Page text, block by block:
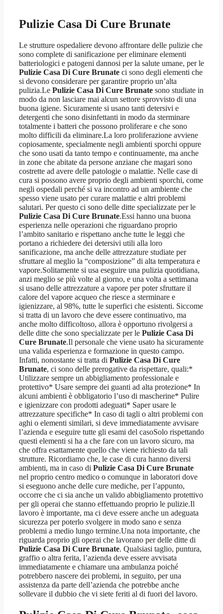
Pulizie Casa Di Cure Brunate
Le strutture ospedaliere devono affrontare delle pulizie che
sono complete di sanificazione per eliminare elementi
batteriologici e patogeni dannosi per la salute umane, per le
Pulizie Casa Di Cure Brunate ci sono degli elementi che
si devono considerare per garantire proprio un’alta
pulizia.Le Pulizie Casa Di Cure Brunate sono studiate in
modo da non lasciare mai alcun settore sprovvisto di una
buona igiene. Sicuramente si usano tanti detersivi e
detergenti che sono disinfettanti in modo da sterminare
totalmente i batteri che possono proliferare e che sono
molto difficili da eliminare.La loro proliferazione avviene
copiosamente, specialmente negli ambienti sporchi oppure
che sono usati da tanto tempo e continuamente, ma anche
in zone che abitate da persone anziane che magari sono
costrette ad avere delle patologie o malattie. Nelle case di
cura si possono avere proprio degli ambienti sporchi, come
negli ospedali perché si va incontro ad un ambiente che
spesso viene usato per curare malattie e altri problemi
salutari. Per questo ci sono delle ditte specializzate per le
Pulizie Casa Di Cure Brunate.Essi hanno una buona
esperienza nelle operazioni che riguardano proprio
l’ambito sanitario e rispettano anche tutte le leggi che
portano a richiedere dei detersivi utili alla loro
sanificazione, ma anche delle attrezzature studiate per
sfruttare al meglio la “composizione” di alta temperatura e
vapore.Solitamente si usa eseguire una pulizia quotidiana,
anzi meglio se più volte al giorno, e una volta a settimana
si usano delle attrezzature a vapore per poter sfruttare il
calore del vapore acqueo che riesce a sterminare e
igienizzare, al 98%, tutte le superfici che esistenti. Siccome
si tratta di un lavoro che deve essere continuativo, ma
anche molto difficoltoso, allora è opportuno rivolgersi a
delle ditte che sono specializzate per le Pulizie Casa Di
Cure Brunate.Il personale che viene usato ha sicuramente
una valida esperienza e formazione in questo campo.
Infatti, nonostante si tratta di Pulizie Casa Di Cure
Brunate, ci sono delle prerogative da rispettare, quali:*
Utilizzare sempre un abbigliamento professionale e
protettivo* Usare sempre dei guanti ad alta protezione* In
alcuni ambienti è obbligatorio l’uso di mascherine* Pulire
e igienizzare con prodotti adeguati* Saper usare le
attrezzature specifiche* In caso di tagli o altri problemi con
aghi o elementi similari, si deve immediatamente avvisare
l’azienda e eseguire tutte gli esami del casoSolo rispettando
questi elementi si ha a che fare con un lavoro sicuro, ma
che offra esattamente quello che viene richiesto da tali
strutture. Ricordiamo che, le case di cura hanno diversi
ambienti, ma in caso di Pulizie Casa Di Cure Brunate
nel proprio centro medico o comunque in laboratori dove
si eseguono anche delle cure mediche, per l’appunto,
occorre che ci sia anche un valido abbigliamento protettivo
per gli operai che stanno effettuando proprio le pulizie.Il
lavoro è importante, ma ci deve essere anche un adeguata
sicurezza per poterlo svolgere in modo sano e senza
problemi a medio lungo termine.Una nota importante, che
riguarda proprio gli operai che lavorano per delle ditte di
Pulizie Casa Di Cure Brunate. Qualsiasi taglio, puntura,
graffio o altra ferita, l’azienda deve essere avvisata
immediatamente e chiamare una ambulanza poiché
potrebbero nascere dei problemi, in seguito, per una
assistenza da parte dell’azienda che potrebbe anche
sollevare il dubbio che vi siete feriti al di fuori del lavoro.